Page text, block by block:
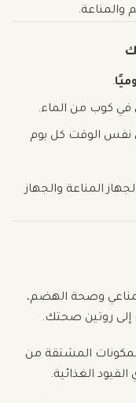
والمناعة.
.
في كوب من الماء.
نفس الوقت كل يوم
المناعة والجهاز
وصحة الهضم،
إلى روتين صحتك.
المشتقة من
الغذائية.